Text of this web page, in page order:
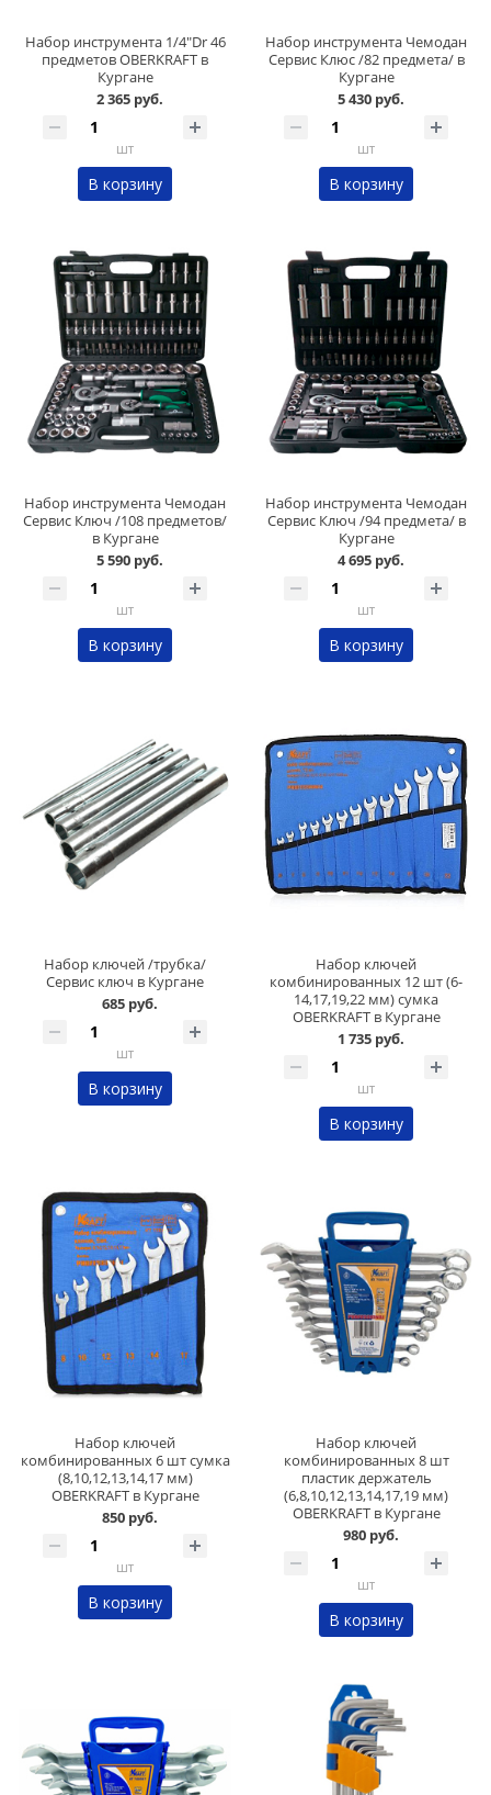
Набор инструмента 1/4"Dr 46
предметов OBERKRAFT в
Кургане
2 365 руб.
шт
В корзину
Набор инструмента Чемодан
Сервис Клюс /82 предмета/ в
Кургане
5 430 руб.
шт
В корзину
Набор инструмента Чемодан
Сервис Ключ /108 предметов/
в Кургане
5 590 руб.
шт
В корзину
Набор инструмента Чемодан
Сервис Ключ /94 предмета/ в
Кургане
4 695 руб.
шт
В корзину
Набор ключей /трубка/
Сервис ключ в Кургане
685 руб.
шт
В корзину
Набор ключей
комбинированных 12 шт (6-
14,17,19,22 мм) сумка
OBERKRAFT в Кургане
1 735 руб.
шт
В корзину
Набор ключей
комбинированных 6 шт сумка
(8,10,12,13,14,17 мм)
OBERKRAFT в Кургане
850 руб.
шт
В корзину
Набор ключей
комбинированных 8 шт
пластик держатель
(6,8,10,12,13,14,17,19 мм)
OBERKRAFT в Кургане
980 руб.
шт
В корзину